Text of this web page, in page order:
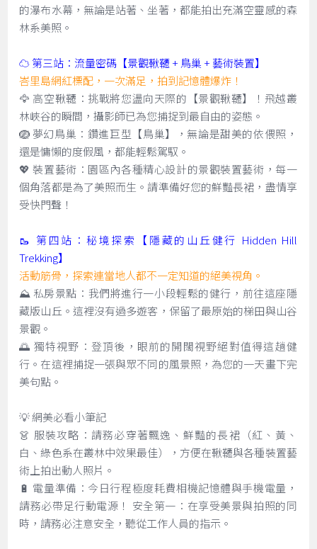
的瀑布水幕，無論是站著、坐著，都能拍出充滿空靈感的森
林系美照。
☁️ 第三站：流量密碼【景觀鞦韆 + 鳥巢 + 藝術裝置】
峇里島網紅標配，一次滿足，拍到記憶體爆炸！
🦅 高空鞦韆：挑戰將您盪向天際的【景觀鞦韆】！飛越叢
林峽谷的瞬間，攝影師已為您捕捉到最自由的姿態。
🪺 夢幻鳥巢：鑽進巨型【鳥巢】，無論是甜美的依偎照，
還是慵懶的度假風，都能輕鬆駕馭。
💖 裝置藝術：園區內各種精心設計的景觀裝置藝術，每一
個角落都是為了美照而生。請準備好您的鮮豔長裙，盡情享
受快門聲！
🥾 第四站：秘境探索【隱藏的山丘健行 Hidden Hill
Trekking】
活動筋骨，探索連當地人都不一定知道的絕美視角。
⛰️ 私房景點：我們將進行一小段輕鬆的健行，前往這座隱
藏版山丘。這裡沒有過多遊客，保留了最原始的梯田與山谷
景觀。
🌅 獨特視野：登頂後，眼前的開闊視野絕對值得這趟健
行。在這裡捕捉一張與眾不同的風景照，為您的一天畫下完
美句點。
💡 網美必看小筆記
👗 服裝攻略：請務必穿著飄逸、鮮豔的長裙（紅、黃、
白、綠色系在叢林中效果最佳），方便在鞦韆與各種裝置藝
術上拍出動人照片。
🔋 電量準備：今日行程極度耗費相機記憶體與手機電量，
請務必帶足行動電源！ 安全第一：在享受美景與拍照的同
時，請務必注意安全，聽從工作人員的指示。